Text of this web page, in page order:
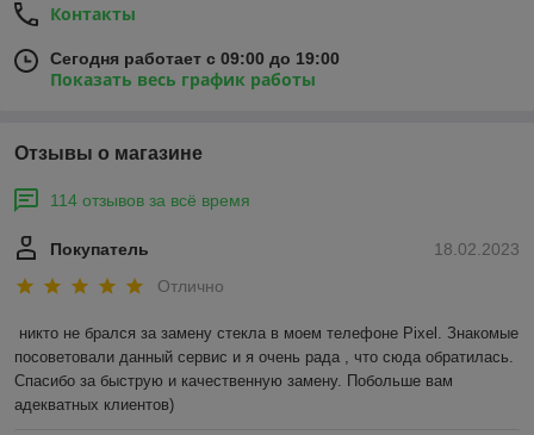
Контакты
Сегодня работает с 09:00 до 19:00
Показать весь график работы
Отзывы о магазине
114 отзывов за всё время
18.02.2023
Покупатель
Отлично
никто не брался за замену стекла в моем телефоне Pixel. Знакомые
посоветовали данный сервис и я очень рада , что сюда обратилась.
Спасибо за быструю и качественную замену. Побольше вам
адекватных клиентов)